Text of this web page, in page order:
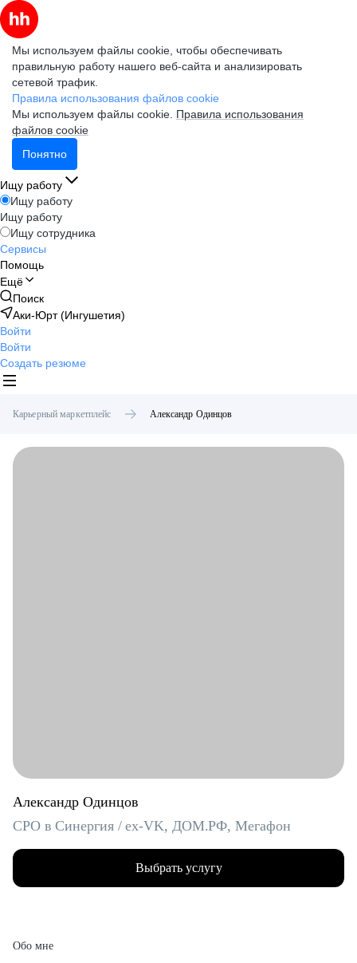
Мы используем файлы cookie, чтобы обеспечивать
правильную работу нашего веб-сайта и анализировать
сетевой трафик.
Правила использования файлов cookie
Мы используем файлы cookie. Правила использования
файлов cookie
Понятно
Ищу работу
Ищу работу
Ищу работу
Ищу сотрудника
Сервисы
Помощь
Ещё
Поиск
Аки-Юрт (Ингушетия)
Войти
Войти
Создать резюме
Карьерный маркетплейс Александр Одинцов
Александр Одинцов
CPO в Синергия / ex-VK, ДОМ.РФ, Мегафон
Выбрать услугу
Обо мне